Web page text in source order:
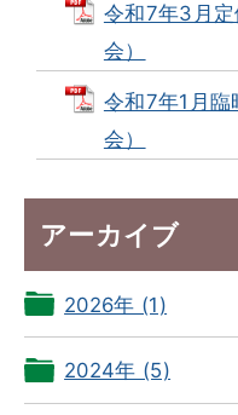
令和7年3月
会）
令和7年1月臨
会）
アーカイブ
2026年 (1)
2024年 (5)